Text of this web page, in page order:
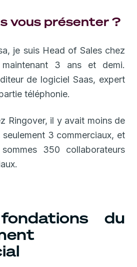
vous présenter ?
je suis Head of Sales chez
maintenant 3 ans et demi.
de logiciel Saas, expert
téléphonie.
Ringover, il y avait moins de
3 commerciaux, et
sommes 350 collaborateurs
du